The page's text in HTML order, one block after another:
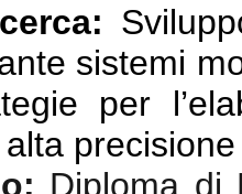
sistemi
per
Diploma di